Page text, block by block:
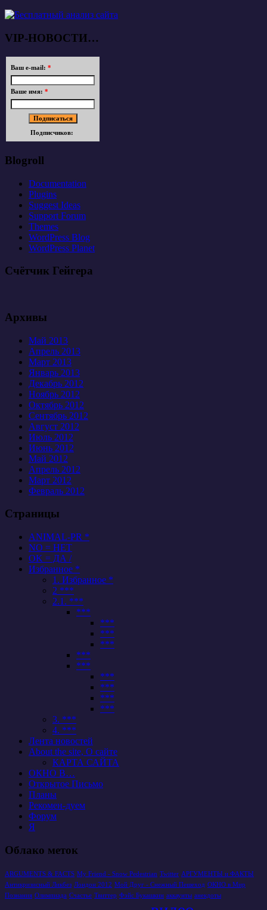
VIP-НОВОСТИ…
Ваш e-mail: *
Ваше имя: *
Подписчиков:
Blogroll
Documentation
Plugins
Suggest Ideas
Support Forum
Themes
WordPress Blog
WordPress Planet
Счётчик Гейгера
Архивы
Май 2013
Апрель 2013
Март 2013
Январь 2013
Декабрь 2012
Ноябрь 2012
Октябрь 2012
Сентябрь 2012
Август 2012
Июль 2012
Июнь 2012
Май 2012
Апрель 2012
Март 2012
Февраль 2012
Страницы
ANIMAL-PR *
NO = НЕТ
OK = ДА /
Избранное *
1. Избранное *
2 ***
2.1. ***
***
***
***
***
***
***
***
***
***
***
3. ***
4. ***
Лента новостей
About the site, О сайте
КАРТА САЙТА
ОКНО В…
Открытое Письмо
Планы
Рекомен-дуем
Форум
Я
Облако меток
ARGUMENTS & FACTS My Friend - Snow Pedestrian Twitter АРГУМЕНТЫ и ФАКТЫ
Антикризисный Ликбез Лондон 2012 Мой Друг - Снежный Пешеход ОКНО в Мир
Познания Олимпиада Счастье Твиттер Фэйс Букашкин аккаунты анекдоты